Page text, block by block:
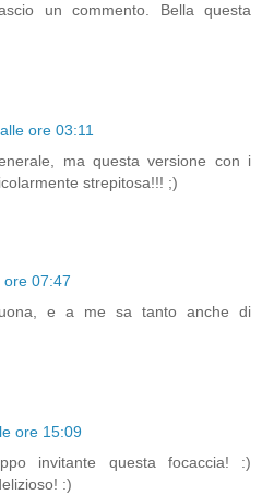
un commento. Bella questa
ore 03:11
ma questa versione con i
strepitosa!!! ;)
07:47
e a me sa tanto anche di
ore 15:09
invitante questa focaccia! :)
:)